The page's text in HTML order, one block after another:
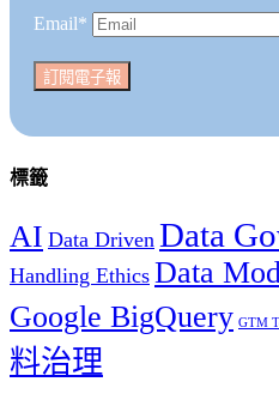
Email*
標籤
AI Data Driven Data
Handling Ethics Data
Google BigQuery GTM
料治理